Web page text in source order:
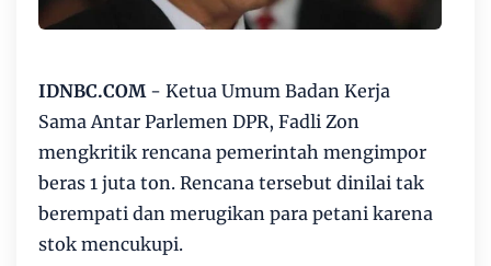
IDNBC.COM- Ketua Umum Badan Kerja
Sama Antar Parlemen DPR, Fadli Zon
mengkritik rencana pemerintah mengimpor
beras 1 juta ton. Rencana tersebut dinilai tak
berempati dan merugikan para petani karena
stok mencukupi.